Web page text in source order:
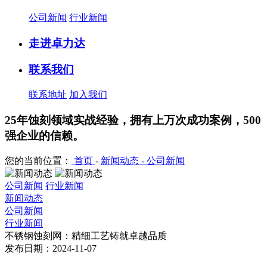
公司新闻 行业新闻
走进卓力达
联系我们
联系地址 加入我们
25年蚀刻领域实战经验，拥有上万次成功案例，500
强企业的信赖。
您的当前位置： 首页 - 新闻动态 - 公司新闻
公司新闻 行业新闻
新闻动态
公司新闻
行业新闻
不锈钢蚀刻网：精细工艺铸就卓越品质
发布日期：2024-11-07